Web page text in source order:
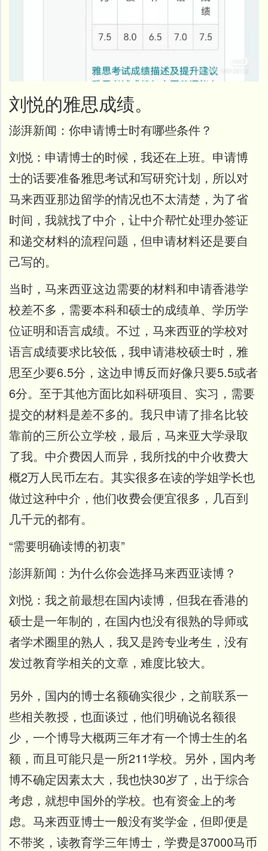
刘悦的雅思成绩。
澎湃新闻： 你申请博士时有哪些条件？
刘悦： 申请博士的时候，我还在上班。申请博
士的话要准备雅思考试和写研究计划，所以对
马来西亚那边留学的情况也不太清楚，为了省
时间，我就找了中介，让中介帮忙处理办签证
和递交材料的流程问题，但申请材料还是要自
己写的。
当时，马来西亚这边需要的材料和申请香港学
校差不多，需要本科和硕士的成绩单、学历学
位证明和语言成绩。不过，马来西亚的学校对
语言成绩要求比较低，我申请港校硕士时，雅
思至少要6.5分，这边申博反而好像只要5.5或者
6分。至于其他方面比如科研项目、实习，需要
提交的材料是差不多的。 我只申请了排名比较
靠前的三所公立学校，最后，马来亚大学录取
了我。 中介费因人而异，我所找的中介收费大
概2万人民币左右。其实很多在读的学姐学长也
做过这种中介，他们收费会便宜很多，几百到
几千元的都有。
“需要明确读博的初衷”
澎湃新闻： 为什么你会选择马来西亚读博？
刘悦： 我之前最想在国内读博，但我在香港的
硕士是一年制的，在国内也没有很熟的导师或
者学术圈里的熟人，我又是跨专业考生，没有
发过教育学相关的文章，难度比较大。
另外，国内的博士名额确实很少，之前联系一
些相关教授，也面谈过，他们明确说名额很
少，一个博导大概两三年才有一个博士生的名
额，而且可能只是一所211学校。另外，国内考
博不确定因素太大，我也快30岁了，出于综合
考虑，就想申国外的学校。 也有资金上的考
虑。马来西亚博士一般没有奖学金，但即便是
不带奖，读教育学三年博士，学费是37000马币